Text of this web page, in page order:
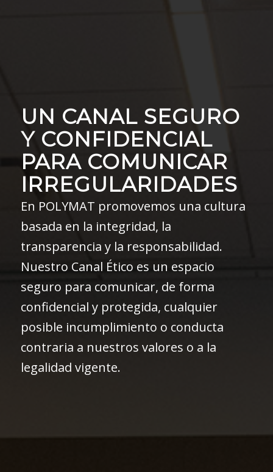
UN CANAL SEGURO
Y CONFIDENCIAL
PARA COMUNICAR
IRREGULARIDADES
En POLYMAT promovemos una cultura
basada en la integridad, la
transparencia y la responsabilidad.
Nuestro Canal Ético es un espacio
seguro para comunicar, de forma
confidencial y protegida, cualquier
posible incumplimiento o conducta
contraria a nuestros valores o a la
legalidad vigente.